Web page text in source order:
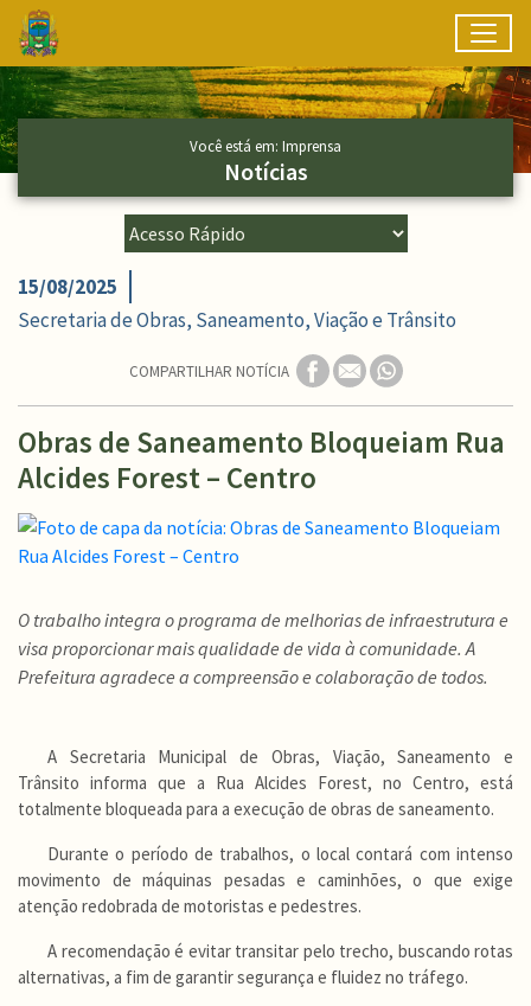
Ir para conteúdo principal
Conteúdo Principal
Você está em: Imprensa
Notícias
15/08/2025
Secretaria de Obras, Saneamento, Viação e Trânsito
COMPARTILHAR NOTÍCIA
Obras de Saneamento Bloqueiam Rua
Alcides Forest – Centro
O trabalho integra o programa de melhorias de infraestrutura e
visa proporcionar mais qualidade de vida à comunidade. A
Prefeitura agradece a compreensão e colaboração de todos.
A Secretaria Municipal de Obras, Viação, Saneamento e
Trânsito informa que a Rua Alcides Forest, no Centro, está
totalmente bloqueada para a execução de obras de saneamento.
Durante o período de trabalhos, o local contará com intenso
movimento de máquinas pesadas e caminhões, o que exige
atenção redobrada de motoristas e pedestres.
A recomendação é evitar transitar pelo trecho, buscando rotas
alternativas, a fim de garantir segurança e fluidez no tráfego.